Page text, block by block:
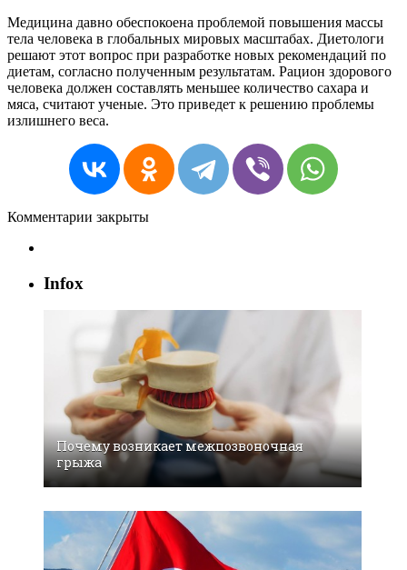
Медицина давно обеспокоена проблемой повышения массы
тела человека в глобальных мировых масштабах. Диетологи
решают этот вопрос при разработке новых рекомендаций по
диетам, согласно полученным результатам. Рацион здорового
человека должен составлять меньшее количество сахара и
мяса, считают ученые. Это приведет к решению проблемы
излишнего веса.
Комментарии закрыты
Infox
Почему возникает межпозвоночная
грыжа